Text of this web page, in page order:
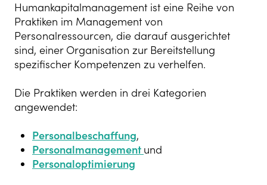
Humankapitalmanagement ist eine Reihe von
Praktiken im Management von
Personalressourcen, die darauf ausgerichtet
sind, einer Organisation zur Bereitstellung
spezifischer Kompetenzen zu verhelfen.
Die Praktiken werden in drei Kategorien
angewendet:
Personalbeschaffung,
Personalmanagement und
Personaloptimierung